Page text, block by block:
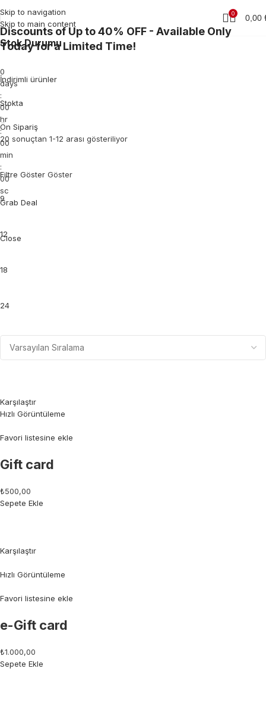
Skip to navigation
Skip to main content
Discounts of Up to 40% OFF - Available Only
Today for a Limited Time!
0
days
:
00
hr
:
00
min
:
00
sc
Grab Deal
Close
0 0,00
Stok Durumu
İndirimli ürünler
Stokta
Ön Sipariş
20 sonuçtan 1-12 arası gösteriliyor
Filtre Göster Göster
9
12
18
24
Karşılaştır
Hızlı Görüntüleme
Favori listesine ekle
Gift card
₺500,00
Sepete Ekle
Karşılaştır
Hızlı Görüntüleme
Favori listesine ekle
e-Gift card
₺1.000,00
Sepete Ekle